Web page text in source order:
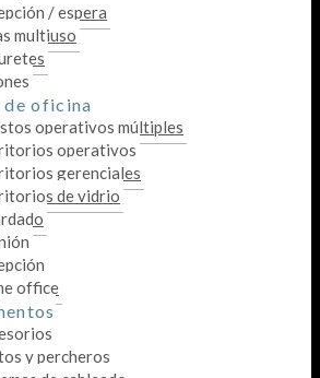
/ espera
multiuso
de oficina
operativos múltiples
operativos
gerenciales
de vidrio
office
y percheros